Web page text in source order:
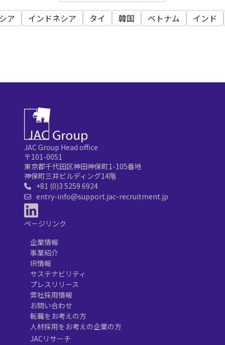
ア インドネシア タイ 韓国 ベトナム インド
JAC Group Head office
〒101-0051
東京都千代田区神田神保町1-105番地
神保町三井ビルディング14階
+81 (0)3 5259 6924
entry-info@support.jac-recruitment.jp
ページリンク
企業情報
事業紹介
IR情報
サステナビリティ
プレスリリース
弊社採用情報
お問い合わせ
転職をお考えの方
人材採用をお考えの企業の方
JACリサーチ